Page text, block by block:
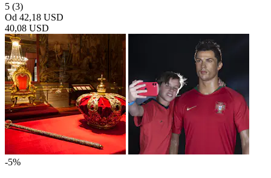
5 (3)
Od 42,18 USD
40,08 USD
-5%